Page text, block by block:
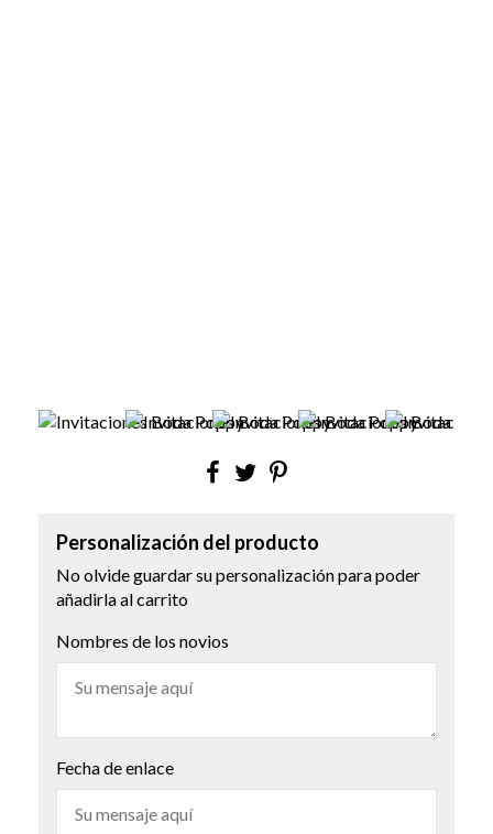
Personalización del producto
No olvide guardar su personalización para poder
añadirla al carrito
Nombres de los novios
Fecha de enlace